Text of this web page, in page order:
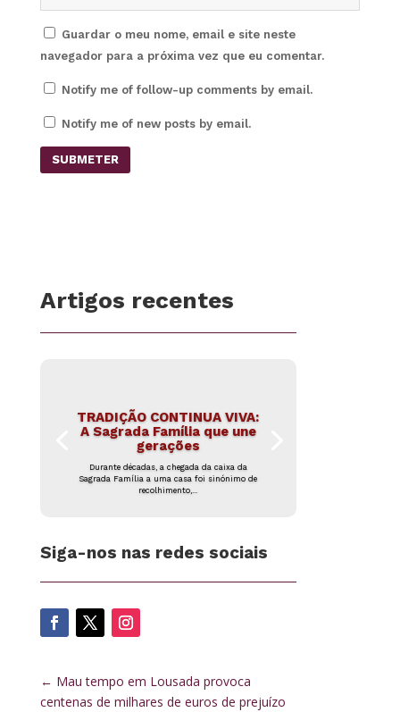
Guardar o meu nome, email e site neste
navegador para a próxima vez que eu comentar.
Notify me of follow-up comments by email.
Notify me of new posts by email.
SUBMETER
Artigos recentes
TRADIÇÃO CONTINUA VIVA:
A Sagrada Família que une
gerações
Durante décadas, a chegada da caixa da
Sagrada Família a uma casa foi sinónimo de
recolhimento,...
Siga-nos nas redes sociais
← Mau tempo em Lousada provoca
centenas de milhares de euros de prejuízo